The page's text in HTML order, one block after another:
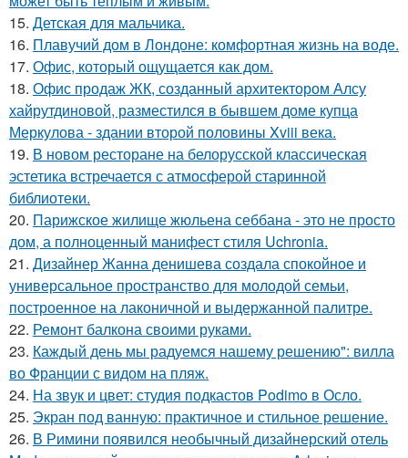
15. Детская для мальчика.
16. Плавучий дом в Лондоне: комфортная жизнь на воде.
17. Офис, который ощущается как дом.
18. Офис продаж ЖК, созданный архитектором Алсу
хайрутдиновой, разместился в бывшем доме купца
Меркулова - здании второй половины Xviii века.
19. В новом ресторане на белорусской классическая
эстетика встречается с атмосферой старинной
библиотеки.
20. Парижское жилище жюльена себбана - это не просто
дом, а полноценный манифест стиля Uchronia.
21. Дизайнер Жанна денишева создала спокойное и
универсальное пространство для молодой семьи,
построенное на лаконичной и выдержанной палитре.
22. Ремонт балкона своими руками.
23. Каждый день мы радуемся нашему решению": вилла
во Франции с видом на пляж.
24. На звук и цвет: студия подкастов Podimo в Осло.
25. Экран под ванную: практичное и стильное решение.
26. В Римини появился необычный дизайнерский отель